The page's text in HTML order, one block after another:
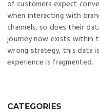
of customers expect
when interacting with
channels, so does their
journey now exists within
wrong strategy, this data
experience is fragmented.
CATEGORIES